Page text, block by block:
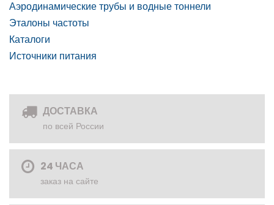
Аэродинамические трубы и водные тоннели
Эталоны частоты
Каталоги
Источники питания
ДОСТАВКА
по всей России
24 ЧАСА
заказ на сайте